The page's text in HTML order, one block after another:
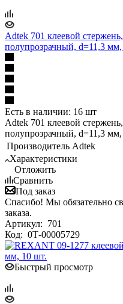
Adtek 701 клеевой
полупрозрачный, d=11,3
Есть в наличии: 16 шт
Adtek 701 клеевой
полупрозрачный, d=11,3
Производитель Adtek
Характеристики
Отложить
Сравнить
Под заказ
Спасибо! Мы обязательно
заказа.
Артикул: 701
Код: 0Т-00005729
Быстрый просмотр